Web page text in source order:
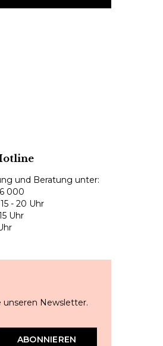
und Beratung unter:
000
- 20 Uhr
Uhr
unseren Newsletter.
ABONNIEREN